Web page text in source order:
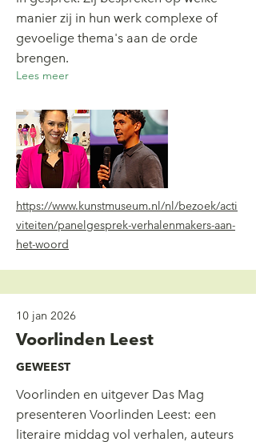
manier zij in hun werk complexe of
gevoelige thema's aan de orde
brengen.
Lees meer
https://www.kunstmuseum.nl/nl/bezoek/acti
viteiten/panelgesprek-verhalenmakers-aan-
het-woord
10 jan 2026
Voorlinden Leest
GEWEEST
Voorlinden en uitgever Das Mag
presenteren Voorlinden Leest: een
literaire middag vol verhalen, auteurs